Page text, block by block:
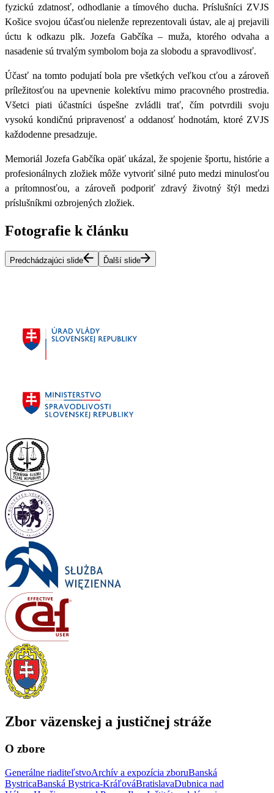
fyzickú zdatnosť, odhodlanie a tímového ducha. Príslušníci ZVJS
Košice svojou účasťou nielenže reprezentovali ústav, ale aj prejavili
úctu k odkazu plk. Jozefa Gabčíka – muža, ktorého odvaha a
nasadenie sú trvalým symbolom boja za slobodu a spravodlivosť.
Účasť na tomto podujatí bola pre všetkých veľkou cťou a zároveň
príležitosťou na upevnenie kolektívu mimo pracovného prostredia.
Všetci piati účastníci úspešne zvládli trať, čím potvrdili svoju
vysokú kondičnú pripravenosť a oddanosť hodnotám, ktoré ZVJS
každodenne presadzuje.
Memoriál Jozefa Gabčíka opäť ukázal, že spojenie športu, histórie a
profesionálnych zložiek môže vytvoriť silné puto medzi minulosťou
a prítomnosťou, a zároveň podporiť zdravý životný štýl medzi
príslušníkmi ozbrojených zložiek.
Fotografie k článku
Predchádzajúci slide Ďalší slide
Zbor väzenskej a justičnej stráže
O zbore
Generálne riaditeľstvoArchív a expozícia zboruBanská
BystricaBanská Bystrica-KráľováBratislavaDubnica nad